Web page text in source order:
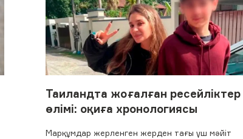
Таиландта жоғалған ресейліктер
өлімі: оқиға хронологиясы
Марқұмдар жерленген жерден тағы үш мәйіт